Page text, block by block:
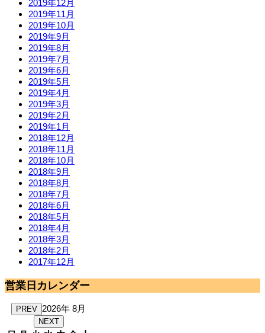
2019年12月
2019年11月
2019年10月
2019年9月
2019年8月
2019年7月
2019年6月
2019年5月
2019年4月
2019年3月
2019年2月
2019年1月
2018年12月
2018年11月
2018年10月
2018年9月
2018年8月
2018年7月
2018年6月
2018年5月
2018年4月
2018年3月
2018年2月
2017年12月
営業日カレンダー
PREV 2026年 8月
NEXT